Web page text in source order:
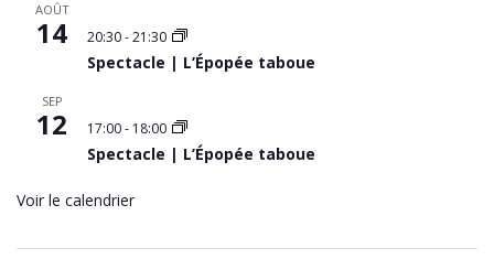
AOÛT
14 20:30-21:30
Spectacle | L’Épopée taboue
SEP
12 17:00- 18:00
Spectacle | L’Épopée taboue
Voir le calendrier